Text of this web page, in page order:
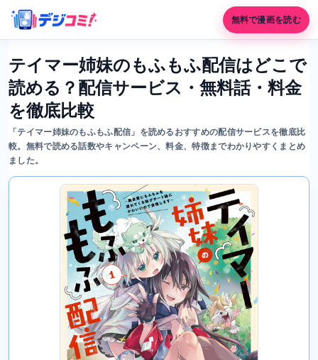
無料で漫画を読む
テイマー姉妹のもふもふ配信はどこで
読める？配信サービス・無料話・料金
を徹底比較
「テイマー姉妹のもふもふ配信」を読めるおすすめの配信サービスを徹底比
較。無料で読める話数やキャンペーン、料金、特徴までわかりやすくまとめ
ました。